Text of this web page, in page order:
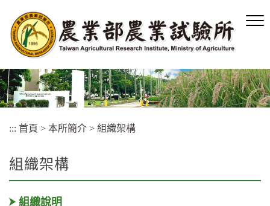
容
區
塊
::: 首頁 > 本所簡介 > 組織架構
組織架構
組織說明